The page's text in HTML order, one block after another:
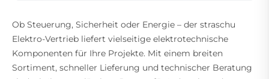
Ob Steuerung, Sicherheit oder Energie – der straschu
Elektro-Vertrieb liefert vielseitige elektrotechnische
Komponenten für Ihre Projekte. Mit einem breiten
Sortiment, schneller Lieferung und technischer Beratung